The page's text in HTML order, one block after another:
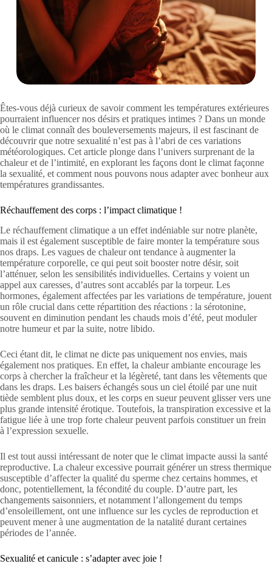
Êtes-vous déjà curieux de savoir comment les températures extérieures
pourraient influencer nos désirs et pratiques intimes ? Dans un monde
où le climat connaît des bouleversements majeurs, il est fascinant de
découvrir que notre sexualité n’est pas à l’abri de ces variations
météorologiques. Cet article plonge dans l’univers surprenant de la
chaleur et de l’intimité, en explorant les façons dont le climat façonne
la sexualité, et comment nous pouvons nous adapter avec bonheur aux
températures grandissantes.
Réchauffement des corps : l’impact climatique !
Le réchauffement climatique a un effet indéniable sur notre planète,
mais il est également susceptible de faire monter la température sous
nos draps. Les vagues de chaleur ont tendance à augmenter la
température corporelle, ce qui peut soit booster notre désir, soit
l’atténuer, selon les sensibilités individuelles. Certains y voient un
appel aux caresses, d’autres sont accablés par la torpeur. Les
hormones, également affectées par les variations de température, jouent
un rôle crucial dans cette répartition des réactions : la sérotonine,
souvent en diminution pendant les chauds mois d’été, peut moduler
notre humeur et par la suite, notre libido.
Ceci étant dit, le climat ne dicte pas uniquement nos envies, mais
également nos pratiques. En effet, la chaleur ambiante encourage les
corps à chercher la fraîcheur et la légèreté, tant dans les vêtements que
dans les draps. Les baisers échangés sous un ciel étoilé par une nuit
tiède semblent plus doux, et les corps en sueur peuvent glisser vers une
plus grande intensité érotique. Toutefois, la transpiration excessive et la
fatigue liée à une trop forte chaleur peuvent parfois constituer un frein
à l’expression sexuelle.
Il est tout aussi intéressant de noter que le climat impacte aussi la santé
reproductive. La chaleur excessive pourrait générer un stress thermique
susceptible d’affecter la qualité du sperme chez certains hommes, et
donc, potentiellement, la fécondité du couple. D’autre part, les
changements saisonniers, et notamment l’allongement du temps
d’ensoleillement, ont une influence sur les cycles de reproduction et
peuvent mener à une augmentation de la natalité durant certaines
périodes de l’année.
Sexualité et canicule : s’adapter avec joie !